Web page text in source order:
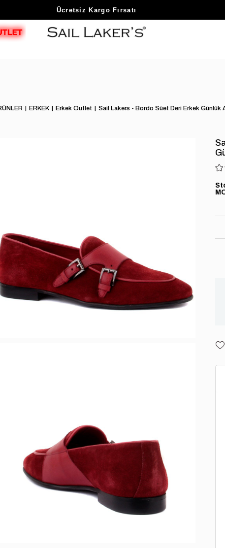
Sezon Sonu Fırsatlarını Keşfet
ERKEK Erkek Outlet Sail Lakers - Bordo Süet Deri Erkek Günlük